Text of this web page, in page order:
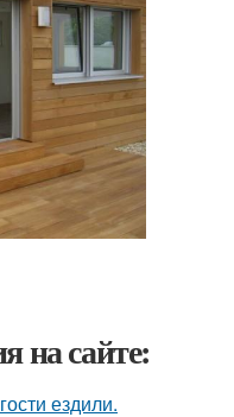
на сайте:
ездили.